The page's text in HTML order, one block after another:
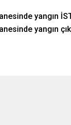
yangın
yangın